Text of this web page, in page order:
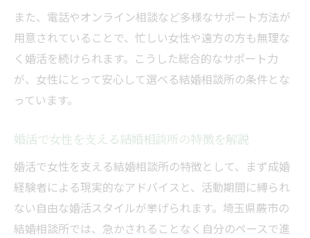
底解説
安心して婚活できる結婚相談所の選び方
女性が結婚相談所で後悔しない婚活のポイ
ント
また、電話やオンライン相談など多様なサポート方法が
用意されていることで、忙しい女性や遠方の方も無理な
く婚活を続けられます。こうした総合的なサポート力
が、女性にとって安心して選べる結婚相談所の条件とな
っています。
婚活で女性を支える結婚相談所の特徴を解説
婚活で女性を支える結婚相談所の特徴として、まず成婚
経験者による現実的なアドバイスと、活動期間に縛られ
ない自由な婚活スタイルが挙げられます。埼玉県蕨市の
結婚相談所では、急かされることなく自分のペースで進